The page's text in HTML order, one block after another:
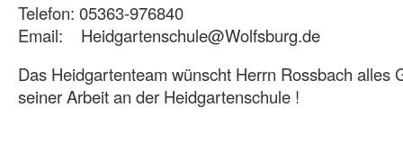
Telefon: 05363-976840
Email: Heidgartenschule@Wolfsburg.de
Das Heidgartenteam wünscht Herrn Rossbach alles
seiner Arbeit an der Heidgartenschule !